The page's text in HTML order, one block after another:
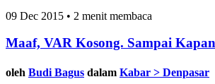
09 Dec 2015 • 2 menit membaca
Maaf, VAR Kosong. Sampai
oleh Budi Bagus dalam Kabar > Denpasar